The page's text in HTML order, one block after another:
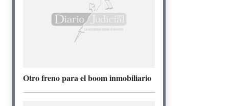
Otro freno para el boom inmobiliario